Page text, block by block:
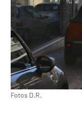
Fotos D.R.